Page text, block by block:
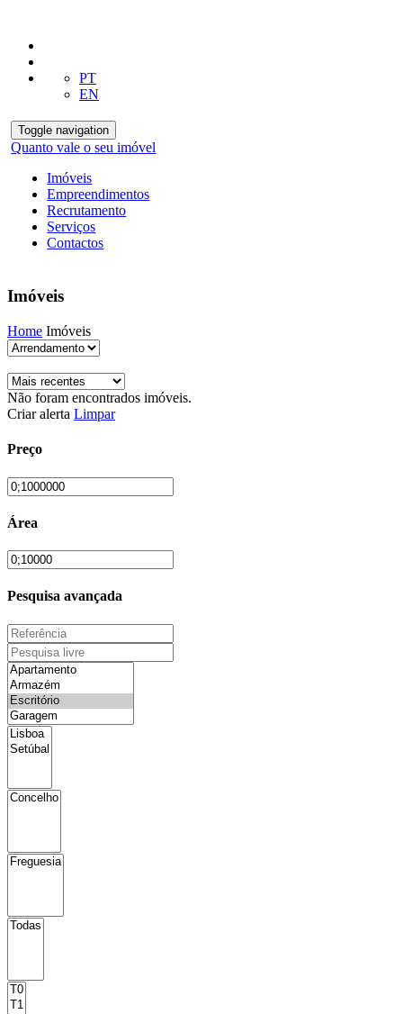
PT
EN
Toggle navigation
Quanto vale o seu imóvel
Imóveis
Empreendimentos
Recrutamento
Serviços
Contactos
Imóveis
Home Imóveis
Não foram encontrados imóveis.
Criar alerta Limpar
Preço
Área
Pesquisa avançada